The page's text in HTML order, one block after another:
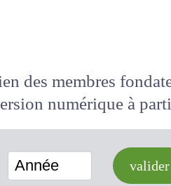
des membres
version numérique
Année valider